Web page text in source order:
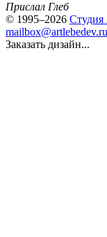
Прислал Глеб
© 1995–2026 Студия
mailbox@artlebedev.ru
Заказать дизайн...